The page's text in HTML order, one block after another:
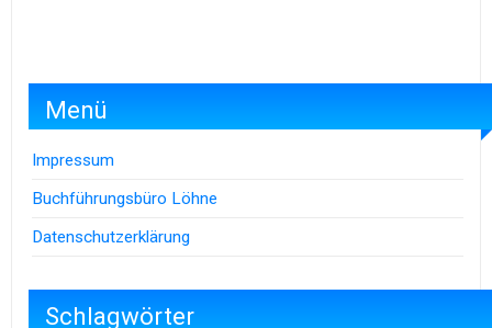
Menü
Impressum
Buchführungsbüro Löhne
Datenschutzerklärung
Schlagwörter